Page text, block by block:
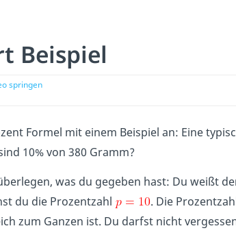
Beispiel
springen
Formel mit einem Beispiel an: Eine
10% von 380 Gramm?
was du gegeben hast: Du weißt
du die Prozentzahl
. Die
zum Ganzen ist. Du darfst nicht